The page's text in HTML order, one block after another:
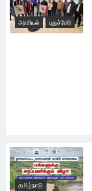
அரசியல் புதுச்சேரி
தமிழ்நாடு